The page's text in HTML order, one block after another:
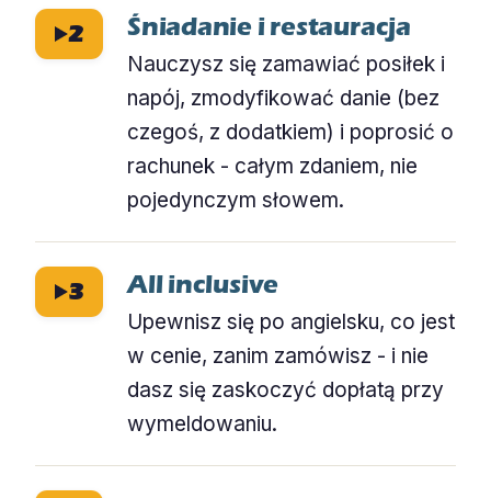
2 Śniadanie i restauracja
Nauczysz się zamawiać posiłek i
napój, zmodyfikować danie (bez
czegoś, z dodatkiem) i poprosić o
rachunek - całym zdaniem, nie
pojedynczym słowem.
3 All inclusive
Upewnisz się po angielsku, co jest
w cenie, zanim zamówisz - i nie
dasz się zaskoczyć dopłatą przy
wymeldowaniu.